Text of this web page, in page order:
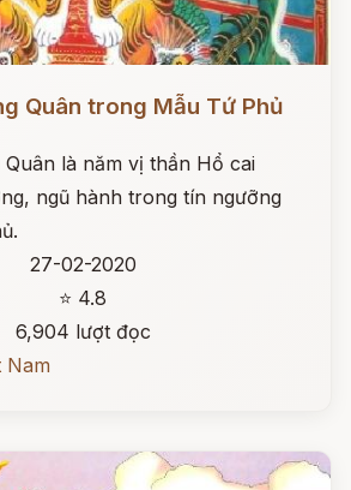
Quân trong Mẫu Tứ Phủ
là năm vị thần Hổ cai
ngũ hành trong tín ngưỡng
27-02-2020
⭐ 4.8
6,904 lượt đọc
Nam